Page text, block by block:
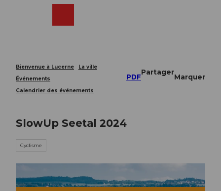
Bienvenue à Lucerne
La ville
Événements
Calendrier des événements
PDF
Partager
Marquer
SlowUp Seetal 2024
Cyclisme